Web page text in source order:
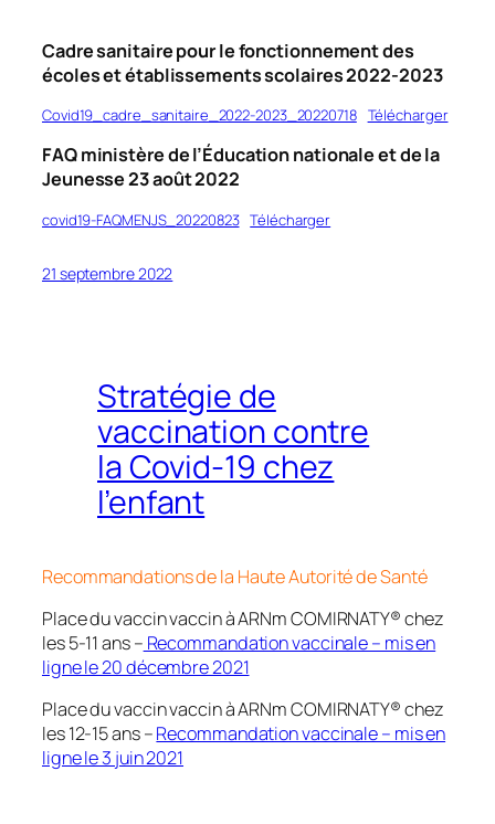
Cadre sanitaire pour le fonctionnement des
écoles et établissements scolaires 2022-2023
Covid19_cadre_sanitaire_2022-2023_20220718 Télécharger
FAQ ministère de l’Éducation nationale et de la
Jeunesse 23 août 2022
covid19-FAQMENJS_20220823 Télécharger
21 septembre 2022
Stratégie de
vaccination contre
la Covid-19 chez
l’enfant
Recommandations de la Haute Autorité de Santé
Place du vaccin vaccin à ARNm COMIRNATY® chez
les 5-11 ans – Recommandation vaccinale – mis en
ligne le 20 décembre 2021
Place du vaccin vaccin à ARNm COMIRNATY® chez
les 12-15 ans –Recommandation vaccinale – mis en
ligne le 3 juin 2021